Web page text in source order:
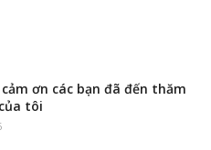
ơn các bạn đã đến thăm
tôi